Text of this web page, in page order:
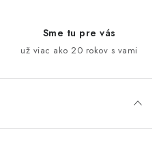
Sme tu pre vás
už viac ako 20 rokov s vami